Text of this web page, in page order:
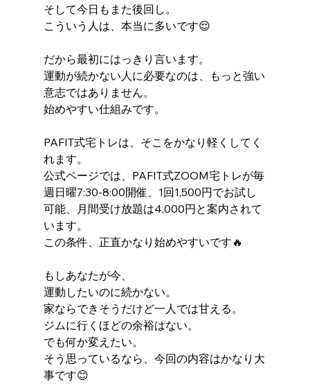
そして今日もまた後回し。
こういう人は、本当に多いです😌
だから最初にはっきり言います。
運動が続かない人に必要なのは、もっと強い
意志ではありません。
始めやすい仕組みです。
PAFIT式宅トレは、そこをかなり軽くしてく
れます。
公式ページでは、PAFIT式ZOOM宅トレが毎
週日曜7:30-8:00開催、1回1,500円でお試し
可能、月間受け放題は4,000円と案内されて
います。
この条件、正直かなり始めやすいです🔥
もしあなたが今、
運動したいのに続かない。
家ならできそうだけど一人では甘える。
ジムに行くほどの余裕はない。
でも何か変えたい。
そう思っているなら、今回の内容はかなり大
事です😊